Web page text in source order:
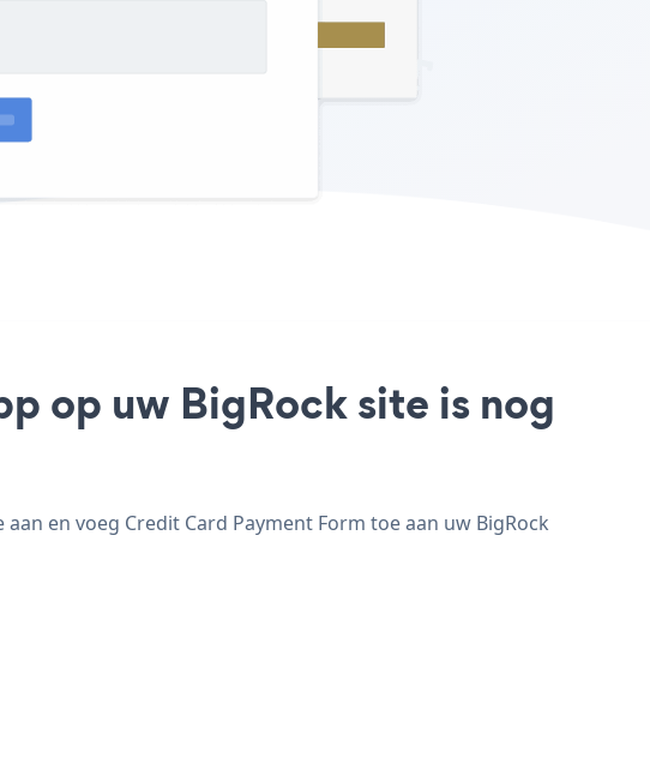
op uw BigRock site is nog
en voeg Credit Card Payment Form toe aan uw BigRock